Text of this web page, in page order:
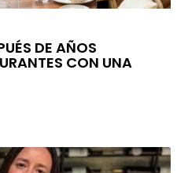
DE AÑOS
CON UNA